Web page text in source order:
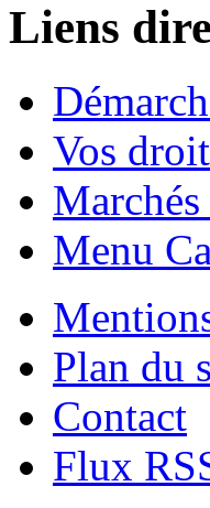
Liens
Vos
Menu
Plan du
Contact
Flux